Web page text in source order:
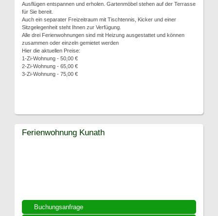
Ausflügen entspannen und erholen. Gartenmöbel stehen auf der Terrasse
für Sie bereit.
Auch ein separater Freizeitraum mit Tischtennis, Kicker und einer
Sitzgelegenheit steht Ihnen zur Verfügung.
Alle drei Ferienwohnungen sind mit Heizung ausgestattet und können
zusammen oder einzeln gemietet werden
Hier die aktuellen Preise:
1-Zi-Wohnung - 50,00 €
2-Zi-Wohnung - 65,00 €
3-Zi-Wohnung - 75,00 €
Buchungsanfrage
Ferienwohnung Kunath